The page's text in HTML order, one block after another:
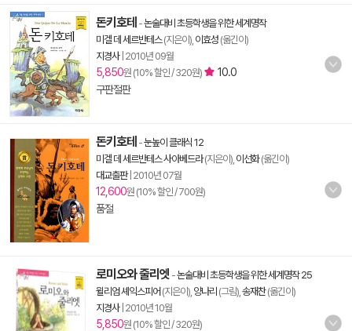
돈키호테 -논술대비 초등학생을 위한 세계명작
미겔 데 세르반테스(지은이), 이효성 (옮긴이)
지경사| 2010년 09월
5,850원 (10% 할인 / 320원)
10.0
구판절판
돈키호테 -눈높이 클래식 12
미겔 데 세르반테스 사아베드라(지은이), 이선화(옮긴이)
대교출판| 2010년 07월
12,600원 (10% 할인 / 700원)
품절
로미오와 줄리엣 -논술대비 초등학생을 위한 세계명작 25
윌리엄 셰익스피어 (지은이), 양나리 (그림), 송재찬(옮긴이)
지경사| 2010년 10월
5,850원 (10% 할인 / 320원)